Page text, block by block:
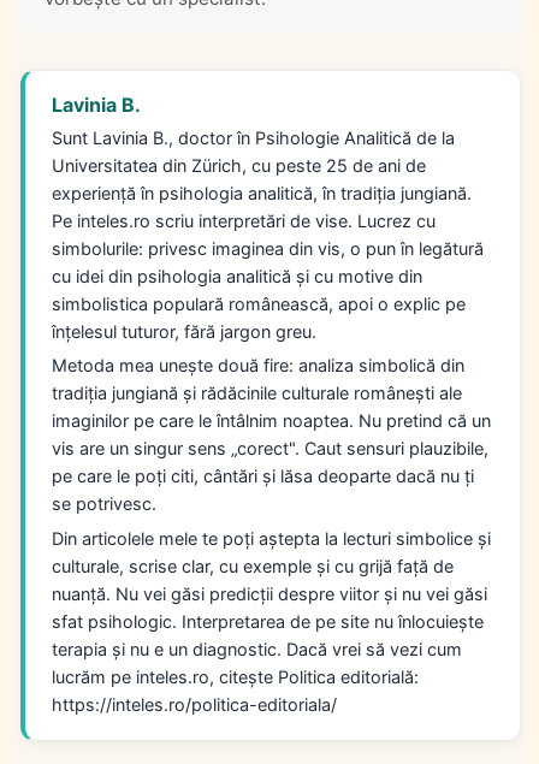
Lavinia B.
Sunt Lavinia B., doctor în Psihologie Analitică de la
Universitatea din Zürich, cu peste 25 de ani de
experiență în psihologia analitică, în tradiția jungiană.
Pe inteles.ro scriu interpretări de vise. Lucrez cu
simbolurile: privesc imaginea din vis, o pun în legătură
cu idei din psihologia analitică și cu motive din
simbolistica populară românească, apoi o explic pe
înțelesul tuturor, fără jargon greu.
Metoda mea unește două fire: analiza simbolică din
tradiția jungiană și rădăcinile culturale românești ale
imaginilor pe care le întâlnim noaptea. Nu pretind că un
vis are un singur sens „corect". Caut sensuri plauzibile,
pe care le poți citi, cântări și lăsa deoparte dacă nu ți
se potrivesc.
Din articolele mele te poți aștepta la lecturi simbolice și
culturale, scrise clar, cu exemple și cu grijă față de
nuanță. Nu vei găsi predicții despre viitor și nu vei găsi
sfat psihologic. Interpretarea de pe site nu înlocuiește
terapia și nu e un diagnostic. Dacă vrei să vezi cum
lucrăm pe inteles.ro, citește Politica editorială:
https://inteles.ro/politica-editoriala/